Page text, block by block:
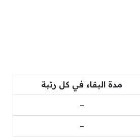
مدة البقاء في كل رتبة
–
–